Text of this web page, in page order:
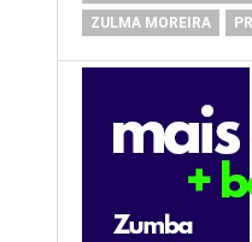
ZULMA MOREIRA